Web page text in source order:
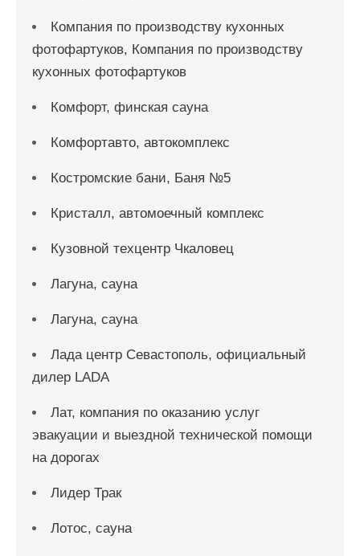
Компания по производству кухонных
фотофартуков, Компания по производству
кухонных фотофартуков
Комфорт, финская сауна
Комфортавто, автокомплекс
Костромские бани, Баня №5
Кристалл, автомоечный комплекс
Кузовной техцентр Чкаловец
Лагуна, сауна
Лагуна, сауна
Лада центр Севастополь, официальный
дилер LADA
Лат, компания по оказанию услуг
эвакуации и выездной технической помощи
на дорогах
Лидер Трак
Лотос, сауна